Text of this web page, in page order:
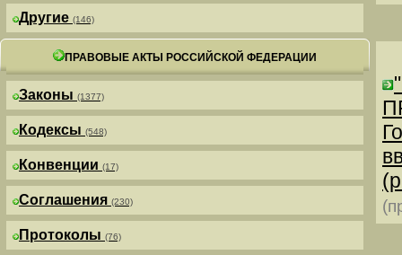
Другие (146)
ПРАВОВЫЕ АКТЫ РОССИЙСКОЙ ФЕДЕРАЦИИ
Законы (1377)
Кодексы (548)
Конвенции (17)
Соглашения (230)
Протоколы (76)